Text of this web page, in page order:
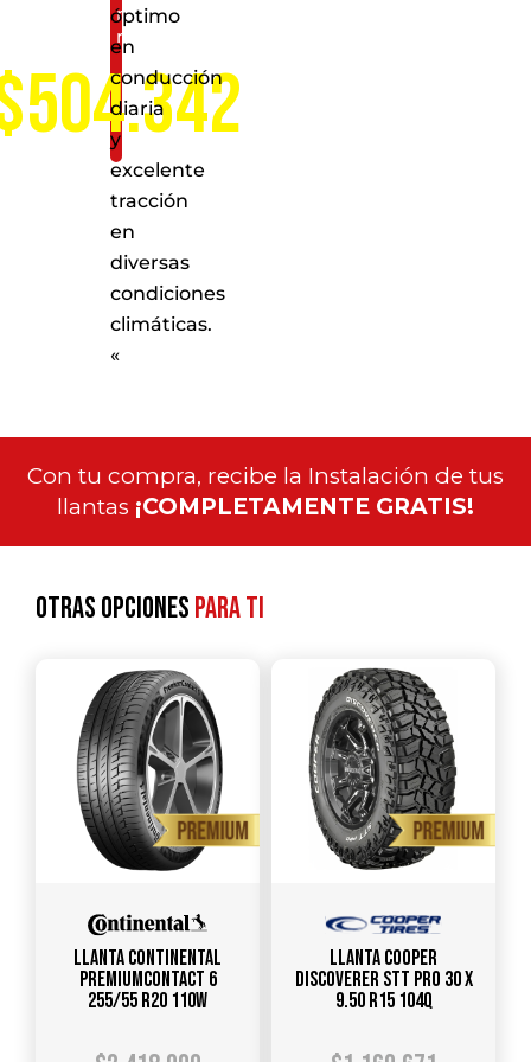
nivel
nacional
óptimo
en
conducción
diaria
y
excelente
tracción
en
diversas
condiciones
climáticas.
«
Con tu compra, recibe la Instalación de tus
llantas ¡COMPLETAMENTE GRATIS!
Otras opcionespara ti
Llanta CONTINENTAL
PREMIUMCONTACT 6
255/55 R20 110W
Llanta COOPER
DISCOVERER STT PRO 30 X
9.50 R15 104Q